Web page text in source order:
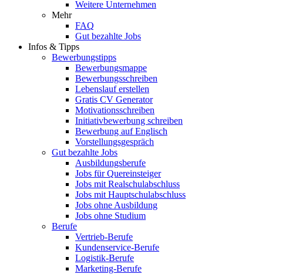
Weitere Unternehmen
Mehr
FAQ
Gut bezahlte Jobs
Infos & Tipps
Bewerbungstipps
Bewerbungsmappe
Bewerbungsschreiben
Lebenslauf erstellen
Gratis CV Generator
Motivationsschreiben
Initiativbewerbung schreiben
Bewerbung auf Englisch
Vorstellungsgespräch
Gut bezahlte Jobs
Ausbildungsberufe
Jobs für Quereinsteiger
Jobs mit Realschulabschluss
Jobs mit Hauptschulabschluss
Jobs ohne Ausbildung
Jobs ohne Studium
Berufe
Vertrieb-Berufe
Kundenservice-Berufe
Logistik-Berufe
Marketing-Berufe